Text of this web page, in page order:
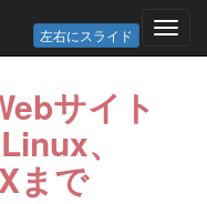
左右にスライド
サイト
、
まで